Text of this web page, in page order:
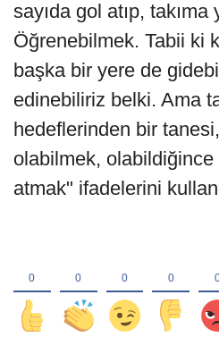
sayıda gol atıp, takıma
Öğrenebilmek. Tabii ki
başka bir yere de
edinebiliriz belki. Ama
hedeflerinden bir tanesi,
olabilmek, olabildiğince
atmak" ifadelerini